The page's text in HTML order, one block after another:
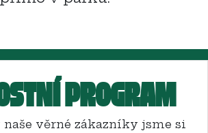
PROGRAM
naše věrné zákazníky jsme si